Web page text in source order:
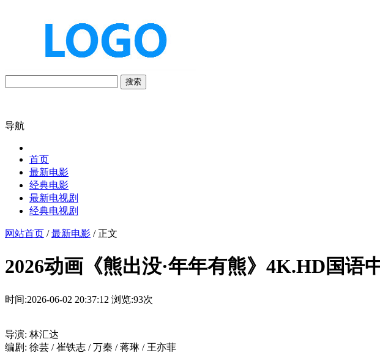
搜索
导航
首页
最新电影
经典电影
最新电视剧
经典电视剧
网站首页 /最新电影 / 正文
2026动画《熊出没·年年有熊》4K.HD国语
时间:2026-06-02 20:37:12 浏览:93次
导演: 林汇达
编剧: 徐芸 / 崔铁志 / 万秦 / 蒋琳 / 王亦菲